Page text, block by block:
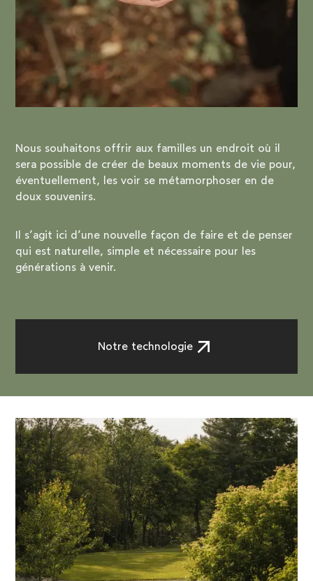
Nous souhaitons offrir aux familles un endroit où il
sera possible de créer de beaux moments de vie pour,
éventuellement, les voir se métamorphoser en de
doux souvenirs.
Il s’agit ici d’une nouvelle façon de faire et de penser
qui est naturelle, simple et nécessaire pour les
générations à venir.
Notre technologie